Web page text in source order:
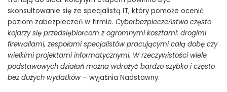
skonsultowanie się ze specjalistą IT, który pomoże ocenić
poziom zabezpieczeń w firmie. Cyberbezpieczeństwo często
kojarzy się przedsiębiorcom z ogromnymi kosztami: drogimi
firewallami, zespołami specjalistów pracującymi całą dobę czy
wielkimi projektami informatycznymi. W rzeczywistości wiele
podstawowych działań można wdrożyć bardzo szybko i często
bez dużych wydatków – wyjaśnia Nadstawny.